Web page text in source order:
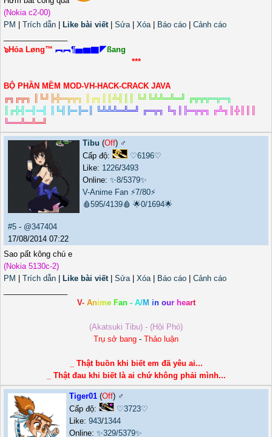
(Nokia c2-00)
PM
Trích dẫn Like bài viết| Sửa| Xóa| Báo cáo
Cảnh cáo
๖Hỏa Løng™ ︻︻¶▅▆▇◤ßang
***
BỘ PHẦN MỀM MOD-VH-HACK-CRACK JAVA
╔╗ ╔╦╗ ╚╝ ╠╬═╦╦╗ ╔╗ ╩╣ ╚╝ ╚╩╩═╩═╝ ╔╦╦╦═╦═╗
╔╬╣ ═╣ ═╣ ╚╣ ╠═╠═║ ╚╩╩╩═╩═╝ ╔═╦╗ ╚╗ ╠═╦╦╗ ╔╩╗ ╬║
╚══╩═╩═╝
Tibu (Off) ♂️
Cấp độ:
♡6196♡
Like: 1226/3493
Online: ✨8/5379✨
V-Anime Fan ⚡7/80⚡
🩸595/4139🩸 🌟0/1694🌟
#5 - @347404
17/08/2014 07:22
Sao pất kông chú e
(Nokia 5130c-2)
PM
Trích dẫn Like bài viết| Sửa| Xóa| Báo cáo
Cảnh cáo
V- Anime Fan - A/M in our heart
(Akatsuki Tibu) - (Hội Phó)
Trụ sở bang - Thảo luận
_ Thật buồn khi biết em đã yêu ai...
_ Thật đau khi biết là ai chứ không phải mình...
Tiger01 (Off) ♂️
Cấp độ:
♡3723♡
Like:943/1344
Online:✨329/5379✨